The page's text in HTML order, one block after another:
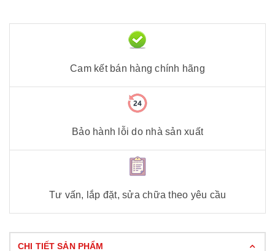
Cam kết bán hàng chính hãng
Bảo hành lỗi do nhà sản xuất
Tư vấn, lắp đặt, sửa chữa theo yêu cầu
CHI TIẾT SẢN PHẨM